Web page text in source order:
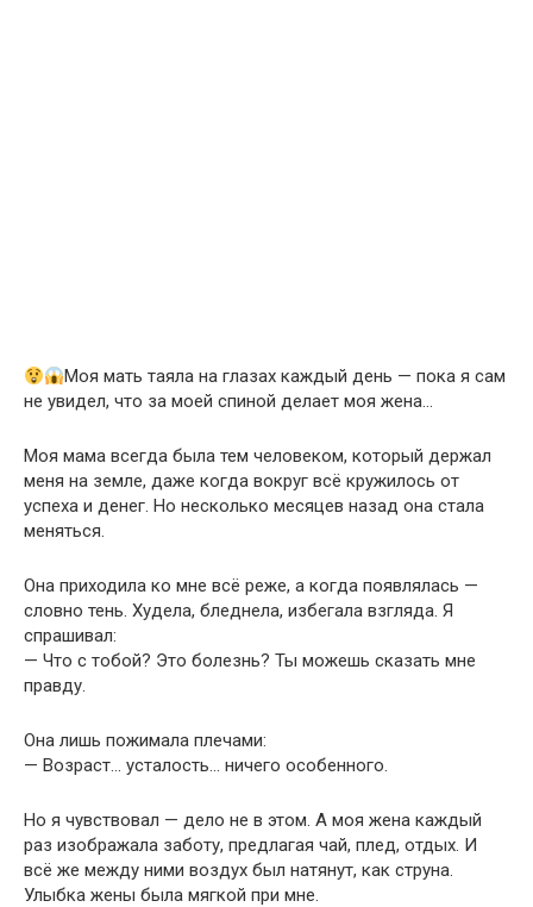
Моя мать таяла на глазах каждый день — пока я сам
не увидел, что за моей спиной делает моя жена…
Моя мама всегда была тем человеком, который держал
меня на земле, даже когда вокруг всё кружилось от
успеха и денег. Но несколько месяцев назад она стала
меняться.
Она приходила ко мне всё реже, а когда появлялась —
словно тень. Худела, бледнела, избегала взгляда. Я
спрашивал:
— Что с тобой? Это болезнь? Ты можешь сказать мне
правду.
Она лишь пожимала плечами:
— Возраст… усталость… ничего особенного.
Но я чувствовал — дело не в этом. А моя жена каждый
раз изображала заботу, предлагая чай, плед, отдых. И
всё же между ними воздух был натянут, как струна.
Улыбка жены была мягкой при мне.